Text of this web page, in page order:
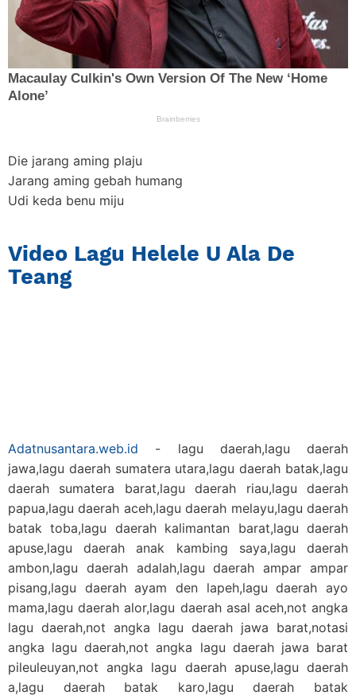
Die jarang aming plaju
Jarang aming gebah humang
Udi keda benu miju
Video Lagu Helele U Ala De
Teang
Adatnusantara.web.id - lagu daerah,lagu daerah
jawa,lagu daerah sumatera utara,lagu daerah batak,lagu
daerah sumatera barat,lagu daerah riau,lagu daerah
papua,lagu daerah aceh,lagu daerah melayu,lagu daerah
batak toba,lagu daerah kalimantan barat,lagu daerah
apuse,lagu daerah anak kambing saya,lagu daerah
ambon,lagu daerah adalah,lagu daerah ampar ampar
pisang,lagu daerah ayam den lapeh,lagu daerah ayo
mama,lagu daerah alor,lagu daerah asal aceh,not angka
lagu daerah,not angka lagu daerah jawa barat,notasi
angka lagu daerah,not angka lagu daerah jawa barat
pileuleuyan,not angka lagu daerah apuse,lagu daerah
a,lagu daerah batak karo,lagu daerah batak